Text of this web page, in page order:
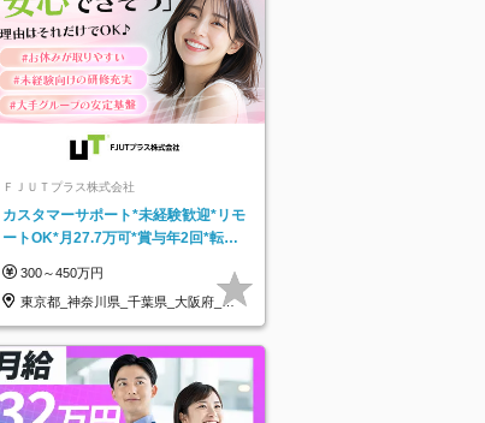
ＦＪＵＴプラス株式会社
カスタマーサポート*未経験歓迎*リモ
ートOK*月27.7万可*賞与年2回*転勤
300～450万円
東京都_神奈川県_千葉県_大阪府_愛
知県…